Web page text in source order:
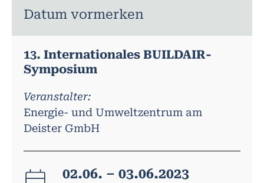
Datum vormerken
13. Internationales BUILDAIR-
Symposium
Veranstalter:
Energie- und Umweltzentrum am
Deister GmbH
02.06. – 03.06.2023